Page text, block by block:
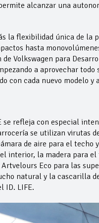
alcanzar una
la flexibilidad única de la
hasta
Volkswagen para
a aprovechar
con cada nuevo modelo y
se refleja con especial
se utilizan virutas
de aire para el
interior, la madera para
Eco para las
natural y la cascarilla
ID. LIFE.